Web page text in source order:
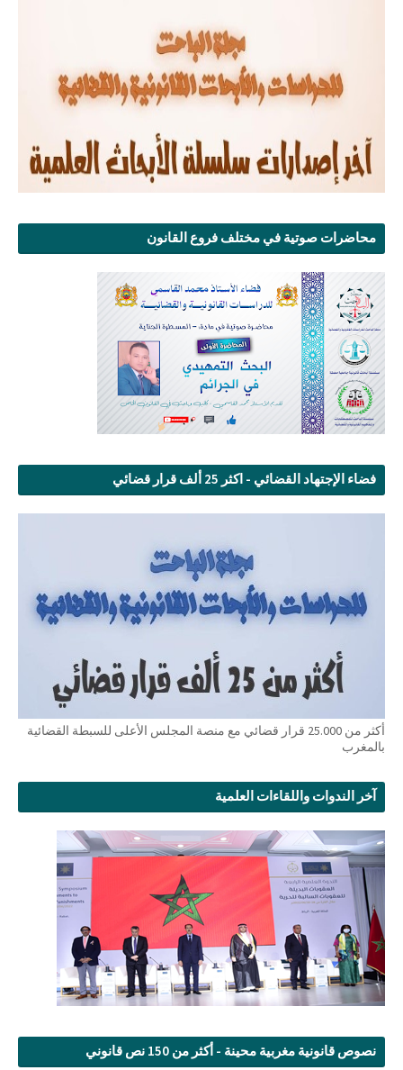
محاضرات صوتية في مختلف فروع القانون
فضاء الإجتهاد القضائي - اكثر 25 ألف قرار قضائي
أكثر من 25.000 قرار قضائي مع منصة المجلس الأعلى للسبطة القضائية
بالمغرب
آخر الندوات واللقاءات العلمية
نصوص قانونية مغربية محينة - أكثر من 150 نص قانوني